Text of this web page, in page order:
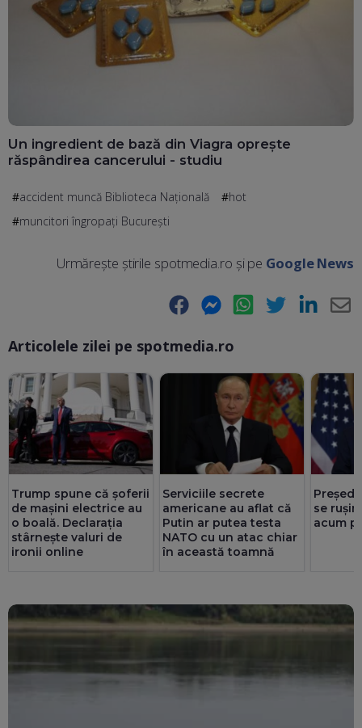
Un ingredient de bază din Viagra oprește
răspândirea cancerului - studiu
accident muncă Biblioteca Naţională
hot
muncitori îngropaţi Bucureşti
Urmărește știrile spotmedia.ro și pe Google News
Facebook Messenger WhatsApp Twitter LinkedIn
Articolele zilei pe spotmedia.ro
Trump spune că șoferii
de mașini electrice au
o boală. Declarația
stârnește valuri de
ironii online
Serviciile secrete
americane au aflat că
Putin ar putea testa
NATO cu un atac chiar
în această toamnă
se
acum